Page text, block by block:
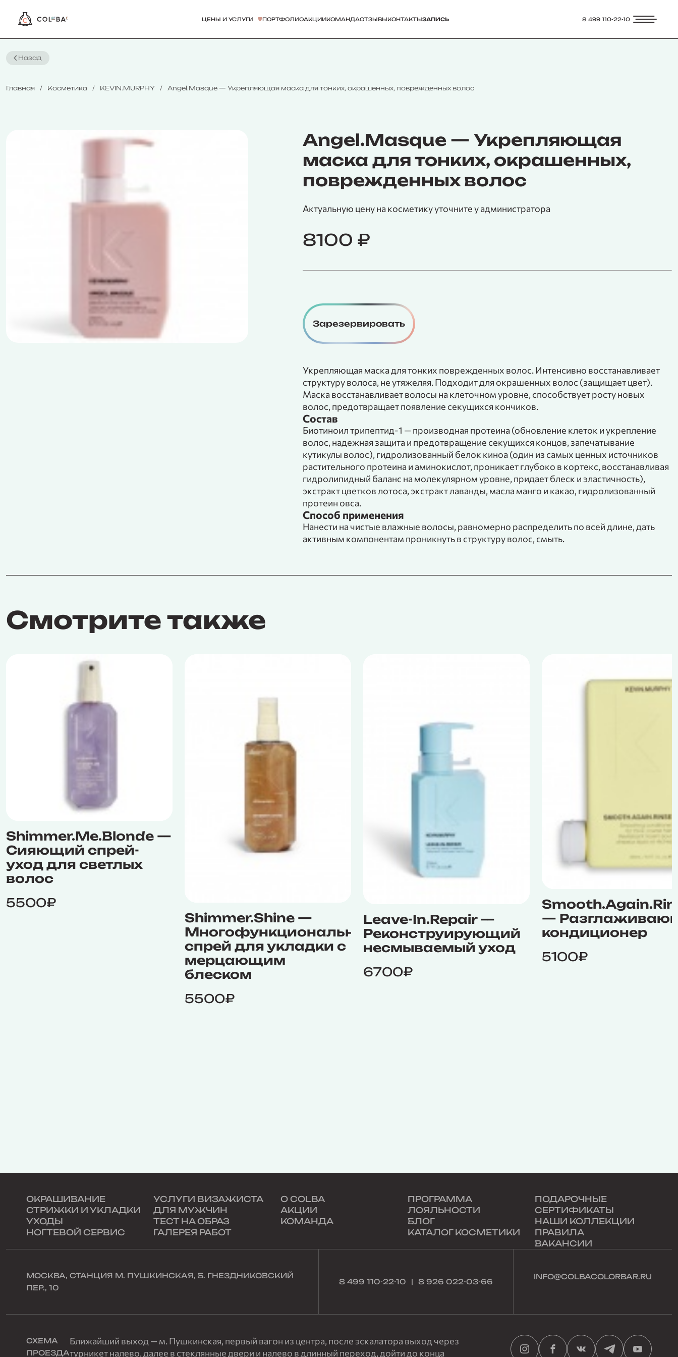
ЦЕНЫ И УСЛУГИ ПОРТФОЛИОАКЦИИКОМАНДАОТЗЫВЫКОНТАКТЫЗАПИСЬ 8 499 110-22-10
Назад
Главная Косметика KEVIN.MURPHY Angel.Masque — Укрепляющая маска для тонких, окрашенных, поврежденных волос
Angel.Masque — Укрепляющая
маска для тонких, окрашенных,
поврежденных волос
Актуальную цену на косметику уточните у администратора
8100 ₽
Зарезервировать
Укрепляющая маска для тонких поврежденных волос. Интенсивно восстанавливает
структуру волоса, не утяжеляя. Подходит для окрашенных волос (защищает цвет).
Маска восстанавливает волосы на клеточном уровне, способствует росту новых
волос, предотвращает появление секущихся кончиков.
Состав
Биотиноил трипептид-1 — производная протеина (обновление клеток и укрепление
волос, надежная защита и предотвращение секущихся концов, запечатывание
кутикулы волос), гидролизованный белок киноа (один из самых ценных источников
растительного протеина и аминокислот, проникает глубоко в кортекс, восстанавливая
гидролипидный баланс на молекулярном уровне, придает блеск и эластичность),
экстракт цветков лотоса, экстракт лаванды, масла манго и какао, гидролизованный
протеин овса.
Способ применения
Нанести на чистые влажные волосы, равномерно распределить по всей длине, дать
активным компонентам проникнуть в структуру волос, смыть.
Смотрите также
Shimmer.Me.Blonde —
Сияющий спрей-
уход для светлых
волос
5500₽
Shimmer.Shine —
Многофункциональный
спрей для укладки с
мерцающим
блеском
5500₽
Leave-In.Repair —
Реконструирующий
несмываемый уход
6700₽
—
кондиционер
5100₽
ОКРАШИВАНИЕ
СТРИЖКИ И УКЛАДКИ
УХОДЫ
НОГТЕВОЙ СЕРВИС
УСЛУГИ ВИЗАЖИСТА
ДЛЯ МУЖЧИН
ТЕСТ НА ОБРАЗ
ГАЛЕРЕЯ РАБОТ
О COLBA
АКЦИИ
КОМАНДА
ПРОГРАММА
ЛОЯЛЬНОСТИ
БЛОГ
КАТАЛОГ КОСМЕТИКИ
ПОДАРОЧНЫЕ
СЕРТИФИКАТЫ
НАШИ КОЛЛЕКЦИИ
ПРАВИЛА
ВАКАНСИИ
МОСКВА, СТАНЦИЯ М. ПУШКИНСКАЯ, Б. ГНЕЗДНИКОВСКИЙ
ПЕР., 10
8 499 110-22-10 8 926 022-03-66
INFO@COLBACOLORBAR.RU
СХЕМА
ПРОЕЗДА
Ближайший выход — м. Пушкинская, первый вагон из центра, после эскалатора выход через
турникет налево, далее в стеклянные двери и налево в длинный переход, дойти до конца